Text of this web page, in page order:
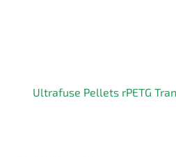
Ultrafuse Pellets rPETG